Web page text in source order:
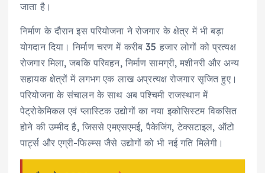
जाता है।
निर्माण के दौरान इस परियोजना ने रोजगार के क्षेत्र में भी बड़ा
योगदान दिया। निर्माण चरण में करीब 35 हजार लोगों को प्रत्यक्ष
रोजगार मिला, जबकि परिवहन, निर्माण सामग्री, मशीनरी और अन्य
सहायक क्षेत्रों में लगभग एक लाख अप्रत्यक्ष रोजगार सृजित हुए।
परियोजना के संचालन के साथ अब पश्चिमी राजस्थान में
पेट्रोकेमिकल एवं प्लास्टिक उद्योगों का नया इकोसिस्टम विकसित
होने की उम्मीद है, जिससे एमएसएमई, पैकेजिंग, टेक्सटाइल, ऑटो
पार्ट्स और एग्री-फिल्म्स जैसे उद्योगों को भी नई गति मिलेगी।